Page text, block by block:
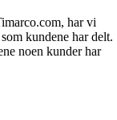
har vi
kundene har delt.
noen kunder har